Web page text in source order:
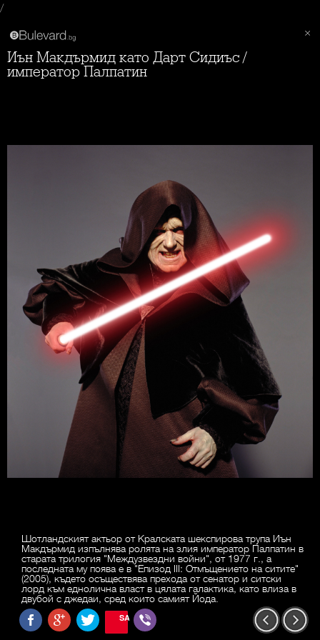
/
Иън Макдърмид като Дарт Сидиъс /
император Палпатин
Шотландският актьор от Кралската шекспирова трупа Иън
Макдърмид изпълнява ролята на злия император Палпатин в
старата трилогия "Междузвездни войни", от 1977 г., а
последната му поява е в "Епизод III: Отмъщението на ситите"
(2005), където осъществява прехода от сенатор и ситски
лорд към еднолична власт в цялата галактика, като влиза в
двубой с джедаи, сред които самият Йода.
SAVE